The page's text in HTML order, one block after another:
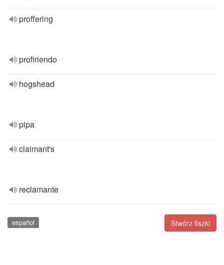
proffering
profiriendo
hogshead
pipa
claimant's
reclamante
Stwórz fiszki
español